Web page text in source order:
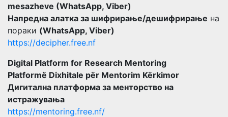
mesazheve (WhatsApp, Viber)
Напредна алатка за шифрирање/дешифрирање на
пораки (WhatsApp, Viber)
https://decipher.free.nf
Digital Platform for Research Mentoring
Platformë Dixhitale për Mentorim Kërkimor
Дигитална платформа за менторство на
истражувања
https://mentoring.free.nf/